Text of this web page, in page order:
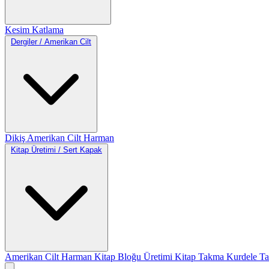
Kesim Katlama
Dergiler / Amerikan Cilt
Dikiş Amerikan Cilt Harman
Kitap Üretimi / Sert Kapak
Amerikan Cilt Harman Kitap Bloğu Üretimi Kitap Takma Kurdele